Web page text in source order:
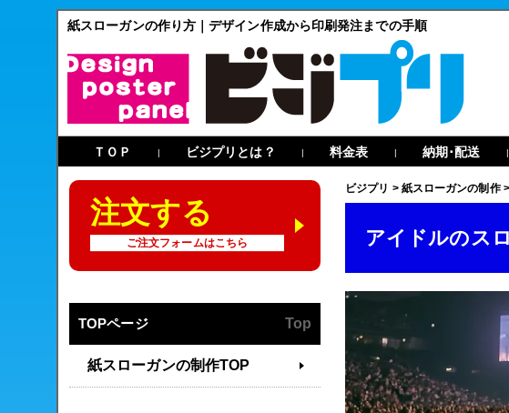
紙スローガンの作り方｜デザイン作成から印刷発注までの手順
ＴＯＰ | ビジプリとは？ | 料金表 | 納期･配送 |
ビジプリ > 紙スローガンの制作>
アイドルのス
注文する
ご注文フォームはこちら
TOPページ Top
紙スローガンの制作TOP